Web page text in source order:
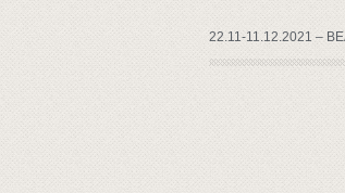
22.11-11.12.2021 –